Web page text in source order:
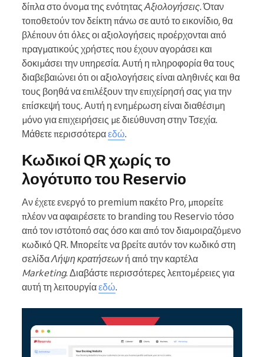
δίπλα στο όνομα της ενότηταςΑξιολογήσεις. Όταν
τοποθετούν τον δείκτη πάνω σε αυτό το εικονίδιο, θα
βλέπουν ότι όλες οι αξιολογήσεις προέρχονται από
πραγματικούς χρήστες που έχουν αγοράσει και
δοκιμάσει την υπηρεσία. Αυτή η πληροφορία θα τους
διαβεβαιώνει ότι οι αξιολογήσεις είναι αληθινές και θα
τους βοηθά να επιλέξουν την επιχείρησή σας για την
επίσκεψή τους. Αυτή η ενημέρωση είναι διαθέσιμη
μόνο για επιχειρήσεις με διεύθυνση στην Τσεχία.
Μάθετε περισσότεραεδώ.
Κωδικοί QR χωρίς το
λογότυπο του Reservio
Αν έχετε ενεργό το premium πακέτο Pro, μπορείτε
πλέον να αφαιρέσετε το branding του Reservio τόσο
από τον ιστότοπό σας όσο και από τον διαμοιραζόμενο
κωδικό QR. Μπορείτε να βρείτε αυτόν τον κωδικό στη
σελίδαΛήψη κρατήσεων ή από την καρτέλα
Marketing. Διαβάστε περισσότερες λεπτομέρειες για
αυτή τη λειτουργίαεδώ.